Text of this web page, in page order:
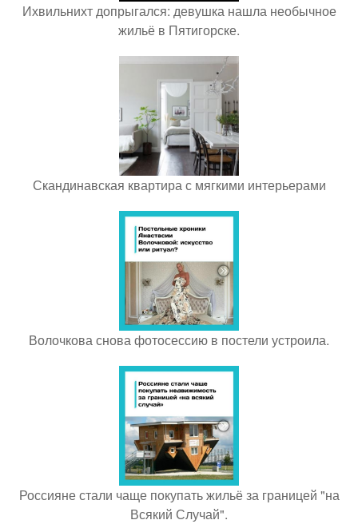
Ихвильнихт допрыгался: девушка нашла необычное
жильё в Пятигорске.
Скандинавская квартира с мягкими интерьерами
Волочкова снова фотосессию в постели устроила.
Россияне стали чаще покупать жильё за границей "на
Всякий Случай".